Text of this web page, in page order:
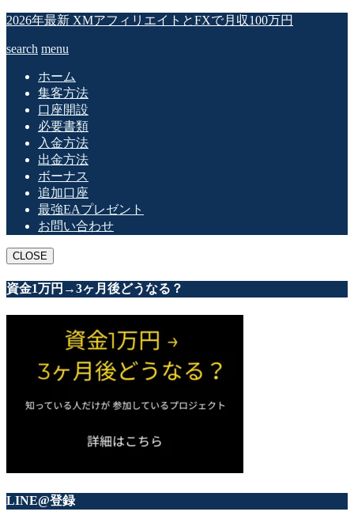
2026年最新 XMアフィリエイトとFXで月収100万円
search menu
ホーム
集客方法
口座開設
必要書類
入金方法
出金方法
ボーナス
追加口座
最強EAプレゼント
お問い合わせ
CLOSE
資金1万円→3ヶ月後どうなる？
LINE@登録